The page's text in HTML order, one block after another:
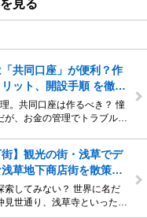
見る
共同口座」が便利？作
ット、開設手順 を徹…
。共同口座は作るべき？ 憧
が、お金の管理でトラブル…
街】観光の街・浅草でデ
浅草地下商店街を散策…
索してみない？ 世界に名だ
見世通り、浅草寺といった…